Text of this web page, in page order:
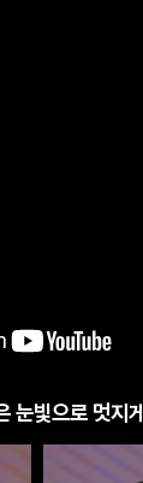
눈빛으로 멋지게